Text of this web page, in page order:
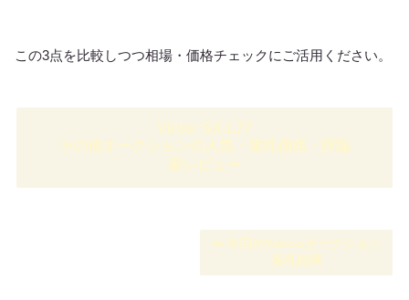
この3点を比較しつつ相場・価格チェックにご活用ください。
Victor SX-L77
その他オークションの人気・落札価格・評論
家レビュー
➡︎ 今回のYahooオークション
落札結果